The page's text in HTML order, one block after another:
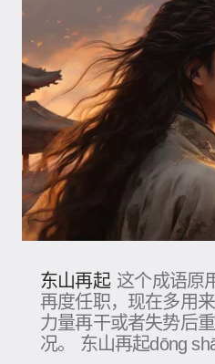
东山再起 这个成语原
再度任职，现在多用
力量再干或者失势后
况。 东山再起dōng